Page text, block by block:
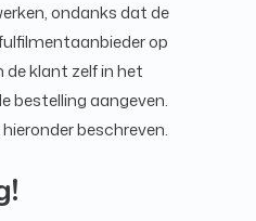
ondanks dat de
op
de klant zelf in het
bestelling aangeven.
beschreven.